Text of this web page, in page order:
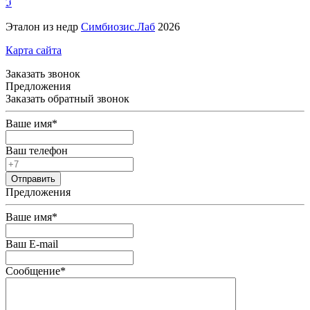
ℑ
Эталон из недр Симбиозис.Лаб 2026
Карта сайта
Заказать звонок
Предложения
Заказать обратный звонок
Ваше имя*
Ваш телефон
Предложения
Ваше имя*
Ваш E-mail
Сообщение*